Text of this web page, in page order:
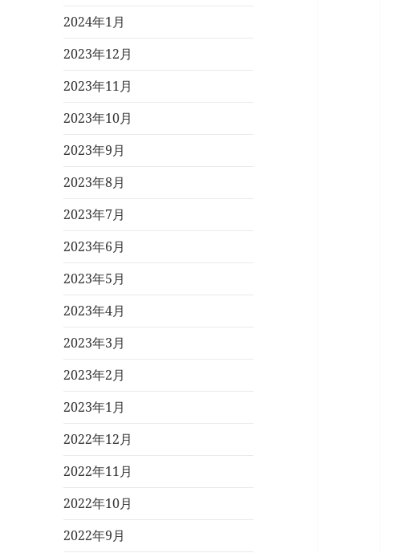
2024年1月
2023年12月
2023年11月
2023年10月
2023年9月
2023年8月
2023年7月
2023年6月
2023年5月
2023年4月
2023年3月
2023年2月
2023年1月
2022年12月
2022年11月
2022年10月
2022年9月